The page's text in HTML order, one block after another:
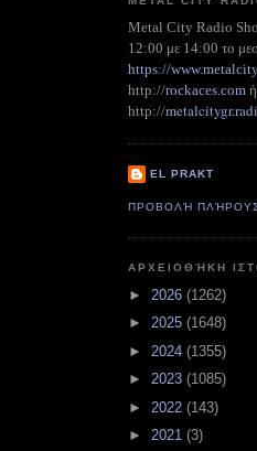
Metal City Radio
12:00 με 14:00 το
https://
http://rockaces.com ή
http://
EL PRAKT
ΠΡΟΒΟΛΉ
ΑΡΧΕΙΟΘΉΚΗ
► 2026 (1262)
► 2025 (1648)
► 2024 (1355)
► 2023 (1085)
► 2022 (143)
► 2021 (3)